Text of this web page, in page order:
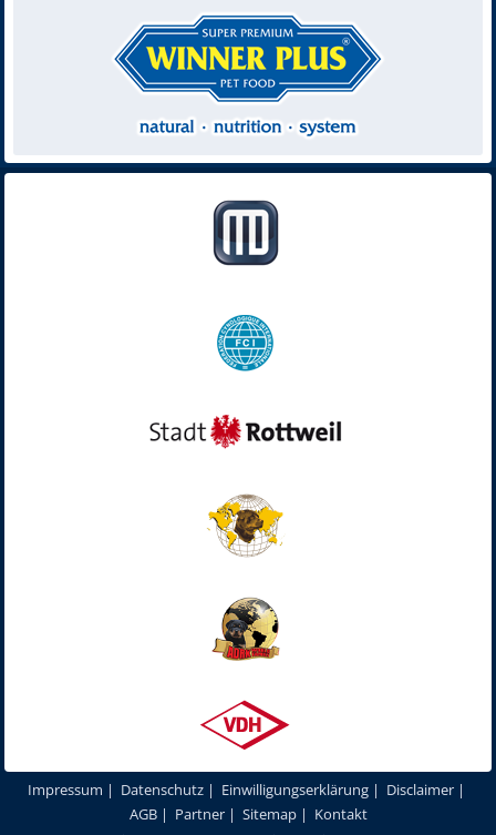
Impressum | Datenschutz | Einwilligungserklärung | Disclaimer |
AGB| Partner| Sitemap| Kontakt